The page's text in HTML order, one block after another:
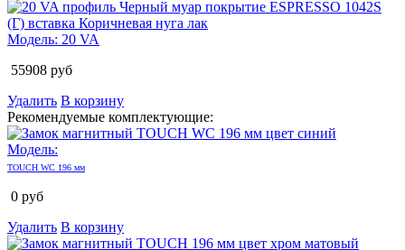
Модель: 20 VA
55908 руб
Удалить В корзину
Рекомендуемые комплектующие:
Модель:
TOUCH WC 196 мм
0 руб
Удалить В корзину